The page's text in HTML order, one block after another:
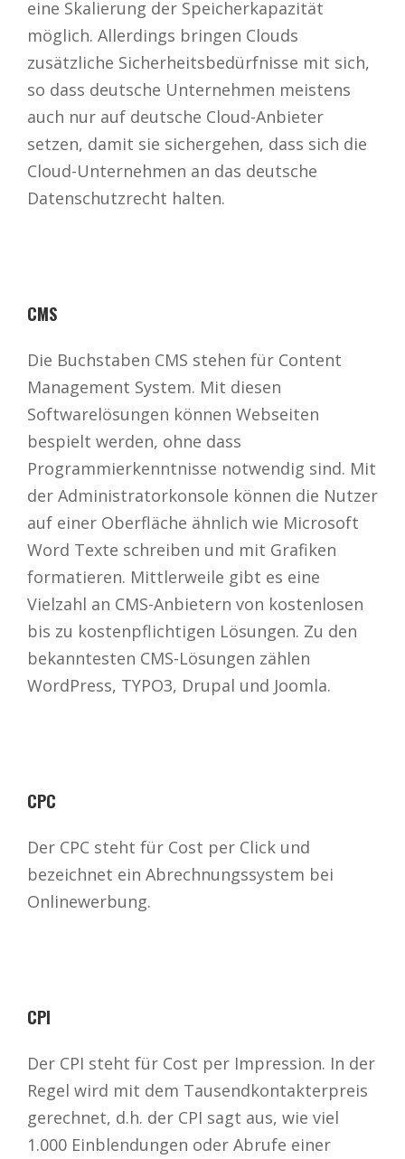
eine Skalierung der Speicherkapazität
möglich. Allerdings bringen Clouds
zusätzliche Sicherheitsbedürfnisse mit sich,
so dass deutsche Unternehmen meistens
auch nur auf deutsche Cloud-Anbieter
setzen, damit sie sichergehen, dass sich die
Cloud-Unternehmen an das deutsche
Datenschutzrecht halten.
CMS
Die Buchstaben CMS stehen für Content
Management System. Mit diesen
Softwarelösungen können Webseiten
bespielt werden, ohne dass
Programmierkenntnisse notwendig sind. Mit
der Administratorkonsole können die Nutzer
auf einer Oberfläche ähnlich wie Microsoft
Word Texte schreiben und mit Grafiken
formatieren. Mittlerweile gibt es eine
Vielzahl an CMS-Anbietern von kostenlosen
bis zu kostenpflichtigen Lösungen. Zu den
bekanntesten CMS-Lösungen zählen
WordPress, TYPO3, Drupal und Joomla.
CPC
Der CPC steht für Cost per Click und
bezeichnet ein Abrechnungssystem bei
Onlinewerbung.
CPI
Der CPI steht für Cost per Impression. In der
Regel wird mit dem Tausendkontakterpreis
gerechnet, d.h. der CPI sagt aus, wie viel
1.000 Einblendungen oder Abrufe einer